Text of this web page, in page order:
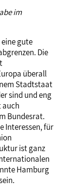
im
gute
Die
überall
Stadtstaat
sind und eng
auch
Bundesrat.
Interessen, für
ist ganz
Hamburg